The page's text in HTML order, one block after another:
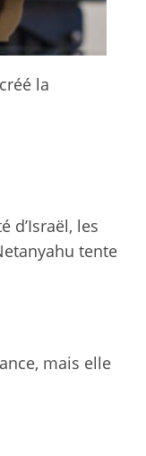
la
d’Israël, les
tente
mais elle